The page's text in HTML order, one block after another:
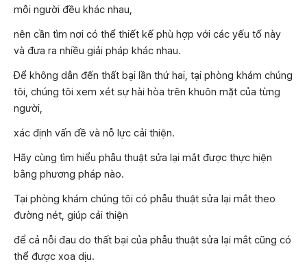
mỗi người đều khác nhau,
nên cần tìm nơi có thể thiết kế phù hợp với các yếu tố này
và đưa ra nhiều giải pháp khác nhau.
Để không dẫn đến thất bại lần thứ hai, tại phòng khám chúng
tôi, chúng tôi xem xét sự hài hòa trên khuôn mặt của từng
người,
xác định vấn đề và nỗ lực cải thiện.
Hãy cùng tìm hiểu phẫu thuật sửa lại mắt được thực hiện
bằng phương pháp nào.
Tại phòng khám chúng tôi có phẫu thuật sửa lại mắt theo
đường nét, giúp cải thiện
để cả nỗi đau do thất bại của phẫu thuật sửa lại mắt cũng có
thể được xoa dịu.